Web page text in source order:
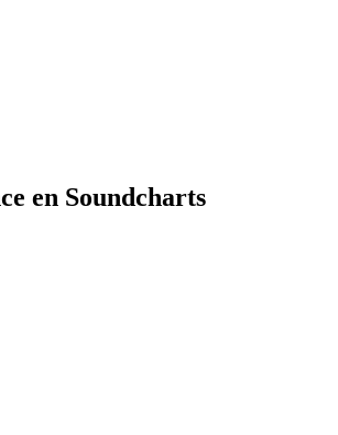
en Soundcharts